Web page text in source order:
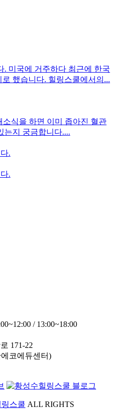
. 미국에 거주하다 최근에 한국
했습니다. 힐링스쿨에서의...
소식을 하면 이미 좁아진 혈관
는지 궁금합니다....
.
.
/ 13:00~18:00
171-22
코에듀센터)
스쿨 ALL RIGHTS